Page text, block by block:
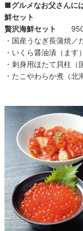
■グルメなお父さんに
鮮セット
贅沢海鮮セット
・国産うなぎ長蒲焼
・いくら醤油漬（ま
・刺身用ほたて貝柱（
・たこやわらか煮（